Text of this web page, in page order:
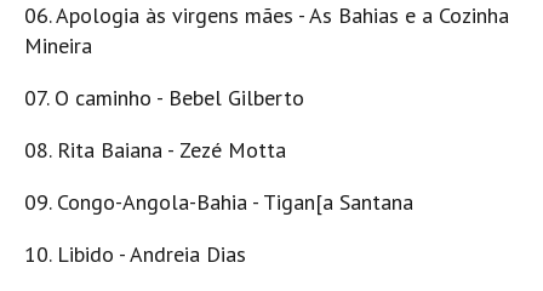
06. Apologia às virgens mães - As Bahias e a Cozinha
Mineira
07. O caminho - Bebel Gilberto
08. Rita Baiana - Zezé Motta
09. Congo-Angola-Bahia - Tigan[a Santana
10. Libido - Andreia Dias